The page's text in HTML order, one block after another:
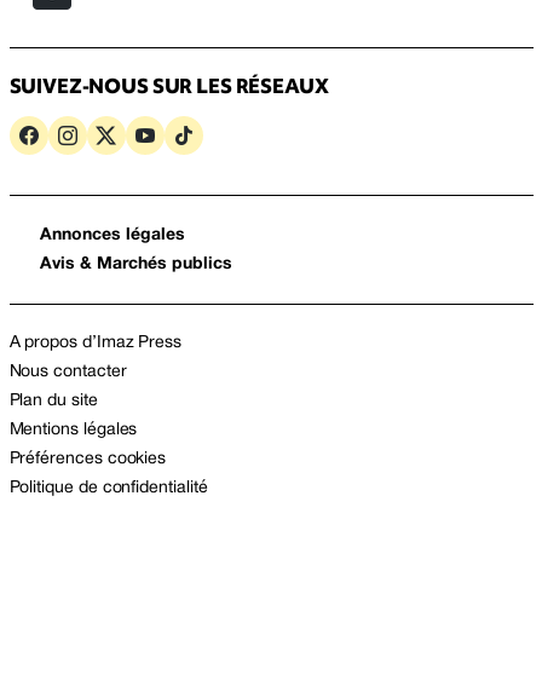
SUIVEZ-NOUS SUR LES RÉSEAUX
Annonces légales
Avis & Marchés publics
A propos d’Imaz Press
Nous contacter
Plan du site
Mentions légales
Préférences cookies
Politique de confidentialité